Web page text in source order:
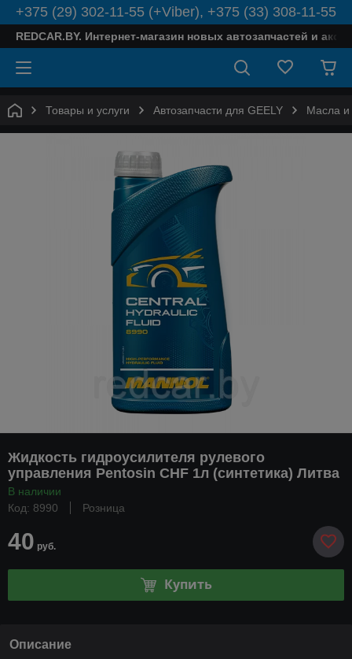
+375 (29) 302-11-55 (+Viber), +375 (33) 308-11-55
REDCAR.BY. Интернет-магазин новых автозапчастей и
Товары и услуги Автозапчасти для GEELY Масла и
Жидкость гидроусилителя рулевого
управления Pentosin CHF 1л (синтетика) Литва
В наличии
Код: 8990
Розница
40 руб.
Купить
Описание